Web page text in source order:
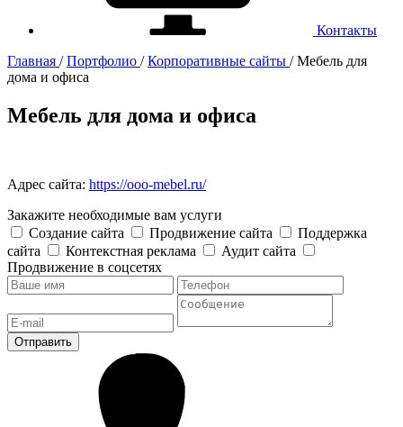
Контакты
Главная /Портфолио /Корпоративные сайты / Мебель для
дома и офиса
Мебель для дома и офиса
Адрес сайта: https://ooo-mebel.ru/
Закажите необходимые вам услуги
Создание сайта
Продвижение сайта
Поддержка
сайта
Контекстная реклама
Аудит сайта
Продвижение в соцсетях
Отправить